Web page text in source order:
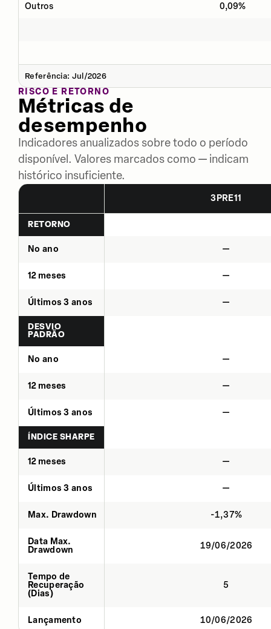
Outros 0,09%
Referência: Jul/2026
RISCO E RETORNO
Métricas de
desempenho
Indicadores anualizados sobre todo o período
disponível. Valores marcados como — indicam
histórico insuficiente.
3PRE11
RETORNO
No ano —
12 meses —
Últimos 3 anos —
DESVIO
PADRÃO
No ano —
12 meses —
Últimos 3 anos —
ÍNDICE SHARPE
12 meses —
Últimos 3 anos —
Max. Drawdown -1,37%
Data Max.
Drawdown
19/06/2026
Tempo de
Recuperação
(Dias)
5
Lançamento 10/06/2026